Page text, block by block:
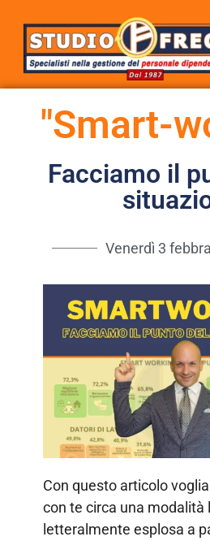
"Smart-
Facciamo il
Venerdì 3
Con questo articolo
con te circa una modalità
letteralmente esplosa a